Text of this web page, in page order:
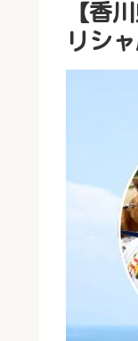
【香
リシ